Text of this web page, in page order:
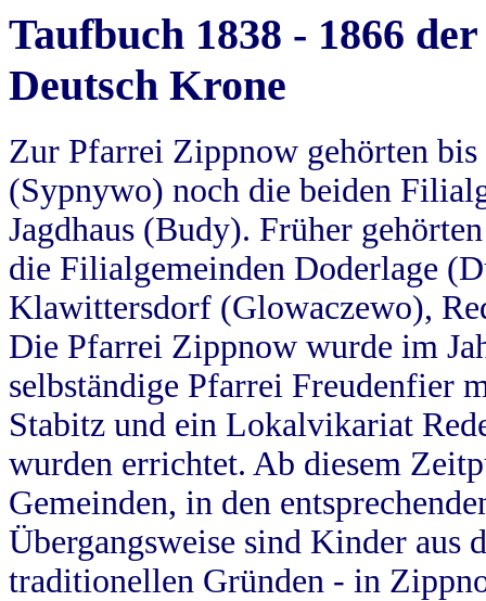
Taufbuch 1838 - 1866
Deutsch Krone
Zur Pfarrei Zippnow gehörten
(Sypnywo) noch die beiden
Jagdhaus (Budy). Früher
die Filialgemeinden Doderlage
Klawittersdorf (Glowaczewo),
Die Pfarrei Zippnow wurde im
selbständige Pfarrei Freudenfier
Stabitz und ein Lokalvikariat
wurden errichtet. Ab diesem
Gemeinden, in den
Übergangsweise sind Kinder aus
traditionellen Gründen - in